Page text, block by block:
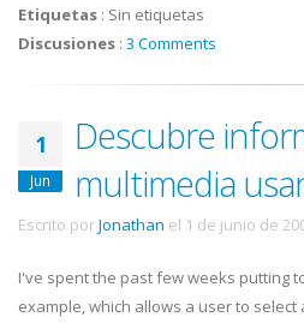
Etiquetas : Sin etiquetas
Discusiones : 3 Comments
1
Jun
Descubre
multimedia
Escrito porJonathan el 1 de junio de
I've spent the past few weeks putting
example, which allows a user to